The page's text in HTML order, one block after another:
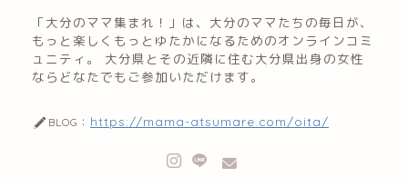
「大分のママ集まれ！」は、大分のママたちの毎日が、
もっと楽しくもっとゆたかになるためのオンラインコミ
ュニティ。 大分県とその近隣に住む大分県出身の女性
ならどなたでもご参加いただけます。
BLOG： https://mama-atsumare.com/oita/